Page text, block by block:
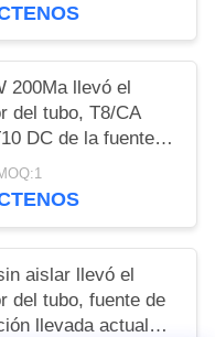
200Ma llevó el
del tubo, T8/CA
DC de la fuente
del tubo
aislar llevó el
del tubo, fuente de
llevada actual